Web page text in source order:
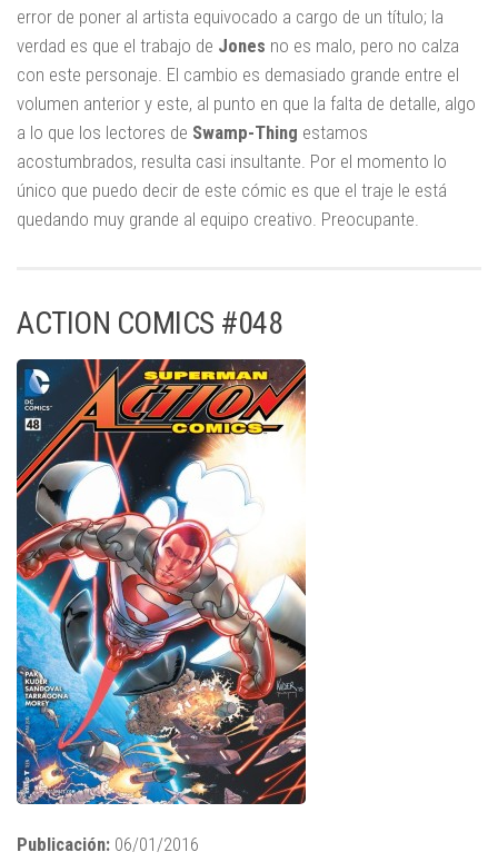
error de poner al artista equivocado a cargo de un título; la
verdad es que el trabajo de Jones no es malo, pero no calza
con este personaje. El cambio es demasiado grande entre el
volumen anterior y este, al punto en que la falta de detalle, algo
a lo que los lectores de Swamp-Thing estamos
acostumbrados, resulta casi insultante. Por el momento lo
único que puedo decir de este cómic es que el traje le está
quedando muy grande al equipo creativo. Preocupante.
ACTION COMICS #048
Publicación: 06/01/2016